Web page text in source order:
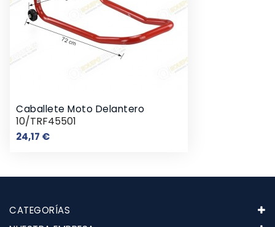
Caballete Moto Delantero
10/TRF45501
24,17 €Precio
CATEGORÍAS